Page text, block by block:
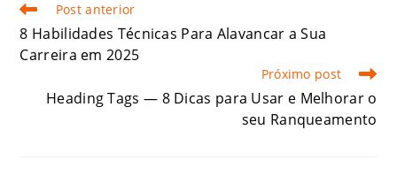
Post anterior
8 Habilidades Técnicas Para Alavancar a Sua
Carreira em 2025
Próximo post
Heading Tags — 8 Dicas para Usar e Melhorar o
seu Ranqueamento